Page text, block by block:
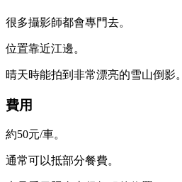
很多攝影師都會專門去。
位置靠近江邊。
晴天時能拍到非常漂亮的雪山倒影。
費用
約50元/車。
通常可以抵部分餐費。